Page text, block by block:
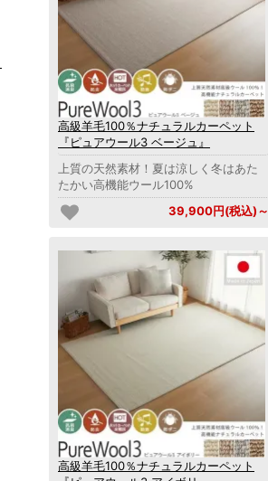
高級羊毛100％ナチュラルカーペット
『ピュアウール3 ベージュ』
上質の天然素材！夏は涼しく冬はあた
たかい高機能ウール100%
39,900円(税込)～
高級羊毛100％ナチュラルカーペット